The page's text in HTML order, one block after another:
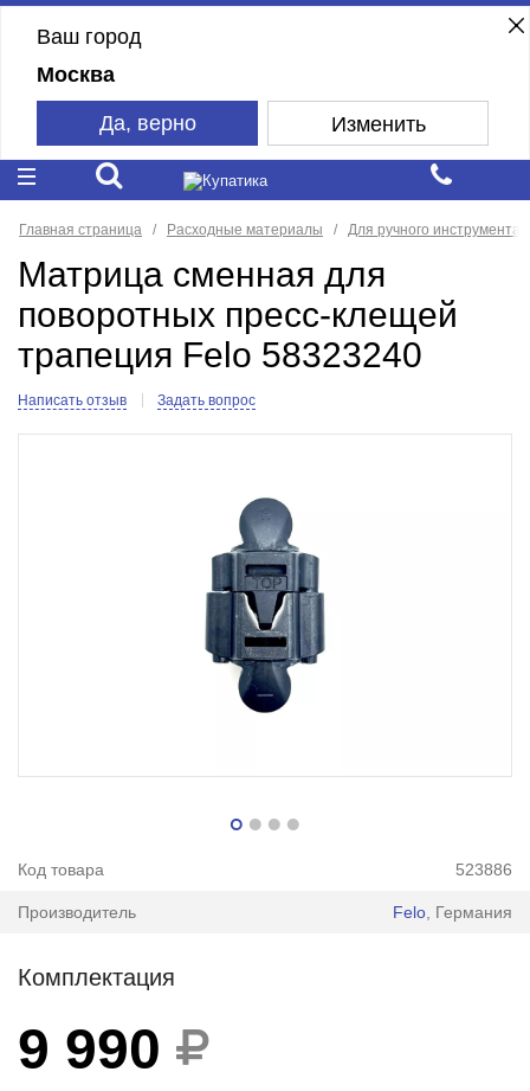
Ваш город
Москва
Да, верно Изменить
Главная страница Расходные материалы Для ручного инструмента
Матрица сменная для
поворотных пресс-клещей
трапеция Felo 58323240
Написать отзыв Задать вопрос
Код товара 523886
Производитель Felo , Германия
Комплектация
9 990